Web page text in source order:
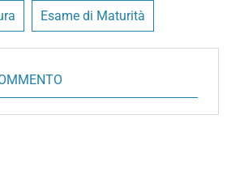
Esame di Maturità